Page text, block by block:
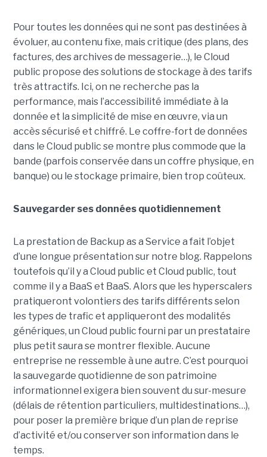
Pour toutes les données qui ne sont pas destinées à
évoluer, au contenu fixe, mais critique (des plans, des
factures, des archives de messagerie…), le Cloud
public propose des solutions de stockage à des tarifs
très attractifs. Ici, on ne recherche pas la
performance, mais l’accessibilité immédiate à la
donnée et la simplicité de mise en œuvre, via un
accès sécurisé et chiffré. Le coffre-fort de données
dans le Cloud public se montre plus commode que la
bande (parfois conservée dans un coffre physique, en
banque) ou le stockage primaire, bien trop coûteux.
Sauvegarder ses données quotidiennement
La prestation de Backup as a Service a fait l’objet
d’une longue présentation sur notre blog. Rappelons
toutefois qu’il y a Cloud public et Cloud public, tout
comme il y a BaaS et BaaS. Alors que les hyperscalers
pratiqueront volontiers des tarifs différents selon
les types de trafic et appliqueront des modalités
génériques, un Cloud public fourni par un prestataire
plus petit saura se montrer flexible. Aucune
entreprise ne ressemble à une autre. C’est pourquoi
la sauvegarde quotidienne de son patrimoine
informationnel exigera bien souvent du sur-mesure
(délais de rétention particuliers, multidestinations…),
pour poser la première brique d’un plan de reprise
d’activité et/ou conserver son information dans le
temps.